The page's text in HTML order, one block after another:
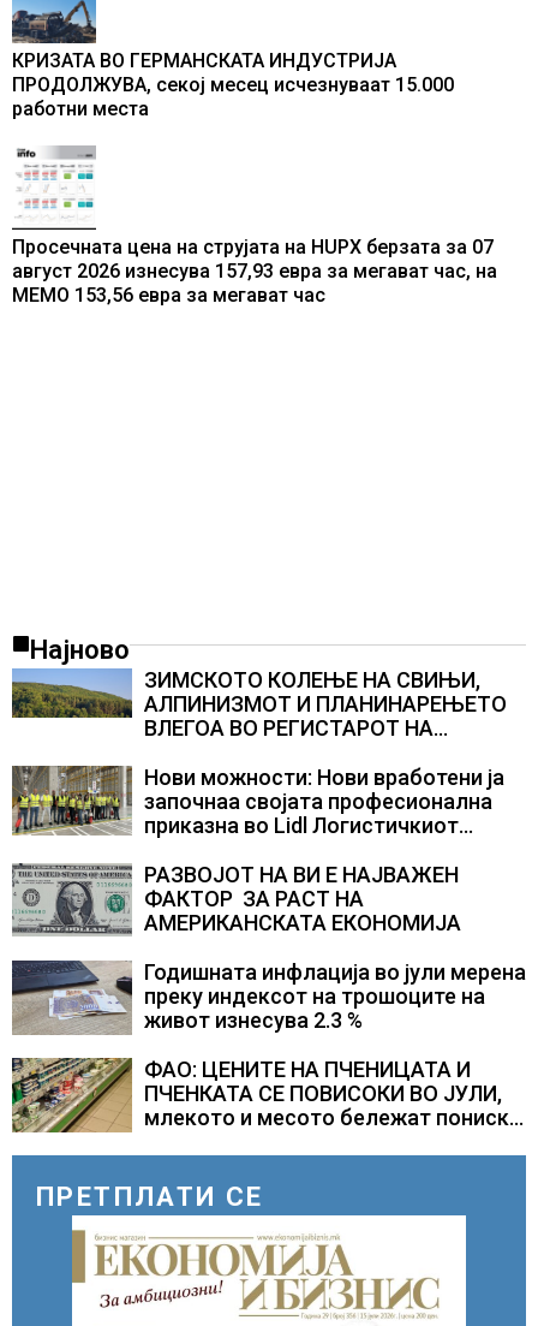
КРИЗАТА ВО ГЕРМАНСКАТА ИНДУСТРИЈА
ПРОДОЛЖУВА, секој месец исчезнуваат 15.000
работни места
Просечната цена на струјата на HUPX берзата за 07
август 2026 изнесува 157,93 евра за мегават час, на
МЕМО 153,56 евра за мегават час
Најново
ЗИМСКОТО КОЛЕЊЕ НА СВИЊИ,
АЛПИНИЗМОТ И ПЛАНИНАРЕЊЕТО
ВЛЕГОА ВО РЕГИСТАРОТ НА
СЛОВЕНИЈА
Нови можности: Нови вработени ја
започнаа својата професионална
приказна во Lidl Логистичкиот
РАЗВОЈОТ НА ВИ Е НАЈВАЖЕН
ФАКТОР ЗА РАСТ НА
АМЕРИКАНСКАТА ЕКОНОМИЈА
Годишната инфлација во јули мерена
преку индексот на трошоците на
живот изнесува 2.3 %
ФАО: ЦЕНИТЕ НА ПЧЕНИЦАТА И
ПЧЕНКАТА СЕ ПОВИСОКИ ВО ЈУЛИ,
млекото и месото бележат пониски
ПРЕТПЛАТИ СЕ